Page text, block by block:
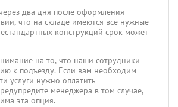
два дня после оформления
что на складе имеются все нужные
конструкций срок может
на то, что наши сотрудники
к подъезду. Если вам необходим
услуги нужно оплатить
менеджера в том случае,
эта опция.